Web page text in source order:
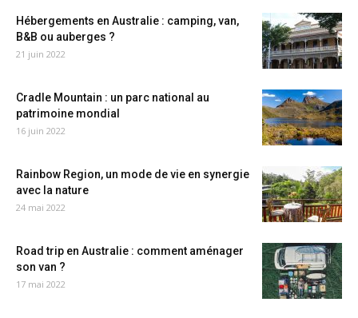
Hébergements en Australie : camping, van,
B&B ou auberges ?
21 juin 2022
Cradle Mountain : un parc national au
patrimoine mondial
16 juin 2022
Rainbow Region, un mode de vie en synergie
avec la nature
24 mai 2022
Road trip en Australie : comment aménager
son van ?
17 mai 2022